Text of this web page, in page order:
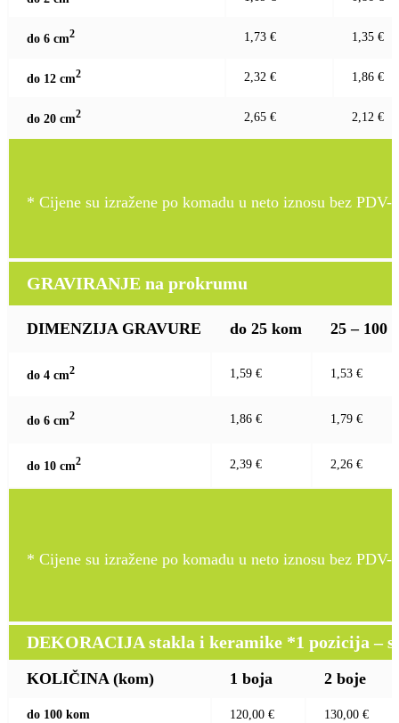
do 6 cm2 1,73 € 1,35 €
do 12 cm2 2,32 € 1,86 €
do 20 cm2 2,65 € 2,12 €
* Cijene su izražene po komadu u neto iznosu bez PDV-
GRAVIRANJE na prokrumu
DIMENZIJA GRAVURE do 25 kom 25 – 100
do 4 cm2 1,59 € 1,53 €
do 6 cm2 1,86 € 1,79 €
do 10 cm2 2,39 € 2,26 €
* Cijene su izražene po komadu u neto iznosu bez PDV-
DEKORACIJA stakla i keramike *1 pozicija –
KOLIČINA (kom) 1 boja 2 boje
do 100 kom 120,00 € 130,00 €